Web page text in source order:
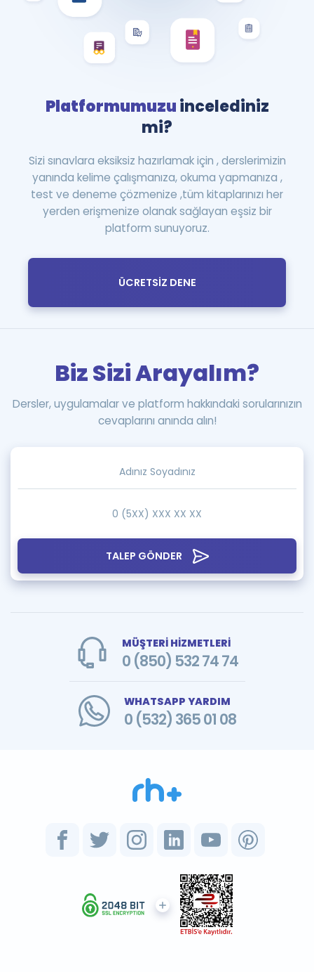
Platformumuzuincelediniz
mi?
Sizi sınavlara eksiksiz hazırlamak için , derslerimizin
yanında kelime çalışmanıza, okuma yapmanıza ,
test ve deneme çözmenize ,tüm kitaplarınızı her
yerden erişmenize olanak sağlayan eşsiz bir
platform sunuyoruz.
ÜCRETSİZ DENE
TALEP GÖNDER
Biz Sizi Arayalım?
Dersler, uygulamalar ve platform hakkındaki sorularınızın
cevaplarını anında alın!
MÜŞTERİ HİZMETLERİ
0 (850) 532 74 74
WHATSAPP YARDIM
0 (532) 365 01 08